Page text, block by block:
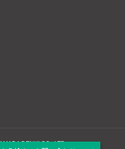
DENKI CO., LTD.